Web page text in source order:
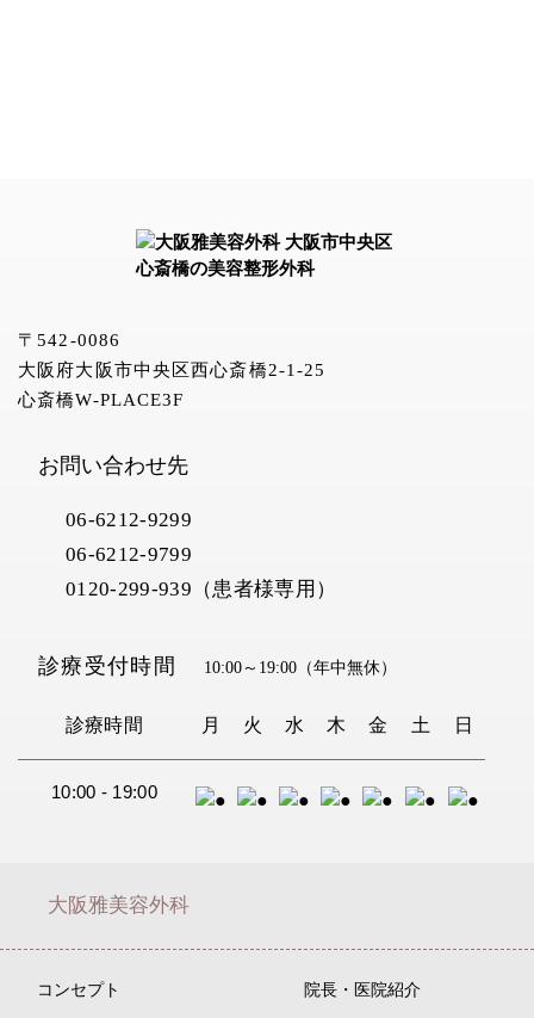
〒542-0086
大阪府大阪市中央区西心斎橋2-1-25
心斎橋W-PLACE3F
お問い合わせ先
06-6212-9299
06-6212-9799
0120-299-939（患者様専用）
診療受付時間 10:00～19:00 （年中無休）
診療時間 月 火 水 木 金 土 日
10:00 - 19:00
大阪雅美容外科
コンセプト 院長・医院紹介